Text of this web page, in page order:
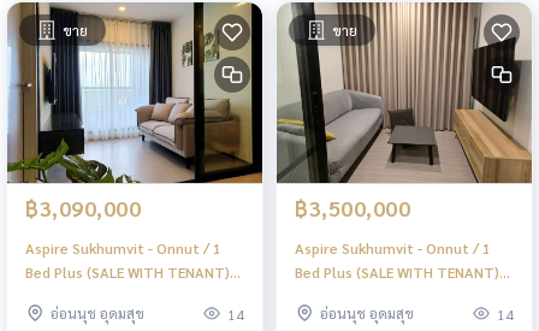
ขาย
฿3,090,000
Aspire Sukhumvit - Onnut / 1
Bed Plus (SALE WITH TENANT),
นอน + ห้องอเนกประสงค์ (ขาย
อ่อนนุช อุดมสุข 14
ขาย
฿3,500,000
Aspire Sukhumvit - Onnut / 1
Bed Plus (SALE WITH TENANT),
นอน + ห้องอเนกประสงค์ (ขาย
อ่อนนุช อุดมสุข 14